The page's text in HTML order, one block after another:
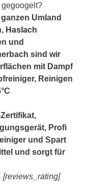
gegoogelt?
Umland
Haslach
und
sind wir
mit Dampf
Reinigen
Profi
und Spart
und sorgt für
[reviews_rating]